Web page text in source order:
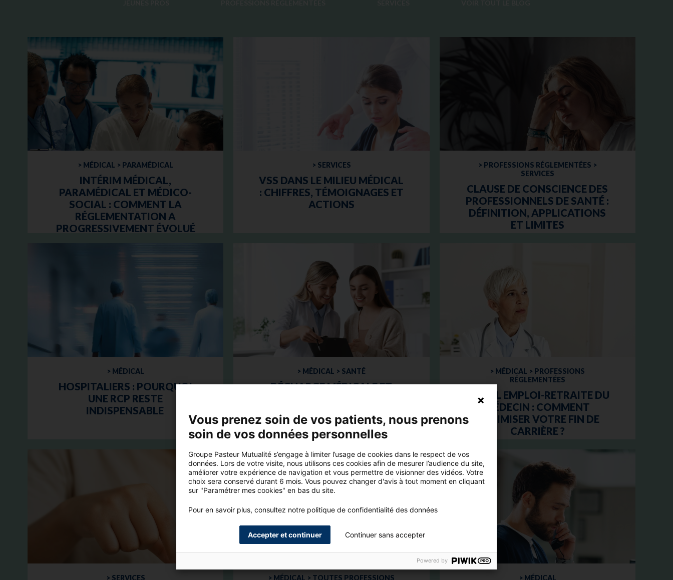
> MÉDICAL > PARAMÉDICAL
INTÉRIM MÉDICAL,
PARAMÉDICAL ET MÉDICO-
SOCIAL : COMMENT LA
RÉGLEMENTATION A
PROGRESSIVEMENT ÉVOLUÉ
> SERVICES
VSS DANS LE MILIEU MÉDICAL
: CHIFFRES, TÉMOIGNAGES ET
ACTIONS
> PROFESSIONS RÉGLEMENTÉES >
SERVICES
CLAUSE DE CONSCIENCE DES
PROFESSIONNELS DE SANTÉ :
DÉFINITION, APPLICATIONS
ET LIMITES
> MÉDICAL
HOSPITALIERS : POURQUOI
UNE RCP RESTE
INDISPENSABLE
> MÉDICAL > SANTÉ
DÉCHARGE MÉDICALE ET
JURIDIQUE DE CE DOCUMENT
?
> MÉDICAL > PROFESSIONS
RÉGLEMENTÉES
CUMUL EMPLOI-RETRAITE DU
MÉDECIN : COMMENT
OPTIMISER VOTRE FIN DE
CARRIÈRE ?
> SERVICES > MÉDICAL > TOUTES PROFESSIONS > MÉDICAL
Vous prenez soin de vos patients, nous prenons
soin de vos données personnelles
Groupe Pasteur Mutualité s’engage à limiter l’usage de cookies dans le respect de vos
données. Lors de votre visite, nous utilisons ces cookies afin de mesurer l’audience du site,
améliorer votre expérience de navigation et vous permettre de visionner des vidéos. Votre
choix sera conservé durant 6 mois. Vous pouvez changer d'avis à tout moment en cliquant
sur "Paramétrer mes cookies" en bas du site.
Pour en savoir plus, consultez notre politique de confidentialité des données
Accepter et continuer Continuer sans accepter
Powered by